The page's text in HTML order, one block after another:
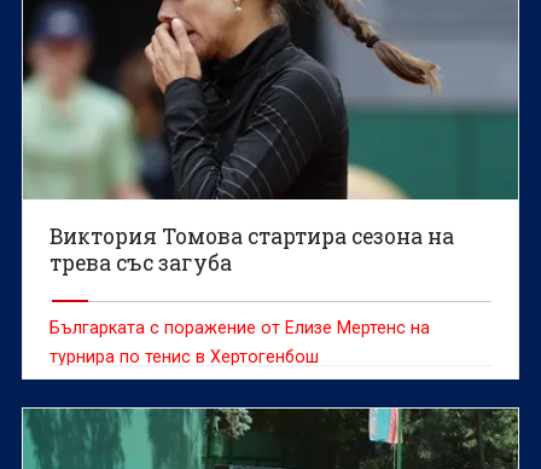
Виктория Томова стартира сезона на
трева със загуба
Българката с поражение от Елизе Мертенс на
турнира по тенис в Хертогенбош